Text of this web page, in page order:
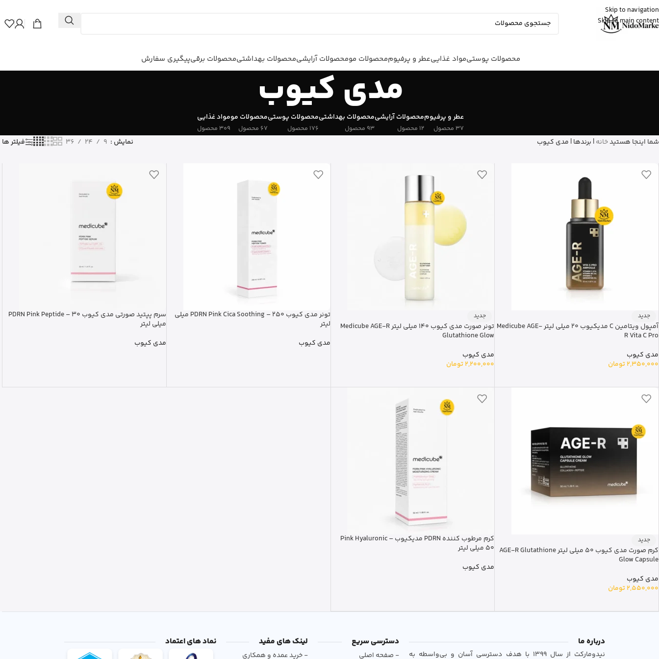
Skip to navigation
Skip to main content
محصولات پوستیمواد غذاییعطر و پرفیوممحصولات مومحصولات آرایشیمحصولات بهداشتیمحصولات برقیپیگیری سفارش
مدی کیوب
عطر و پرفیوم
37 محصول
محصولات آرایشی
12 محصول
محصولات بهداشتی
93 محصول
محصولات پوستی
176 محصول
محصولات مو
67 محصول
مواد غذایی
309 محصول
شما اینجا هستیدخانه| برندها| مدی کیوب نمایش 9
24
36 فیلتر ها
جدید
آمپول ویتامین C مدیکیوب 20 میلی لیتر Medicube AGE-
R Vita C Pro
مدی کیوب
2,350,000تومان
جدید
تونر صورت مدی کیوب 140 میلی لیتر Medicube AGE-R
Glutathione Glow
مدی کیوب
2,200,000تومان
تونر مدی کیوب PDRN Pink Cica Soothing – 250 میلی
لیتر
مدی کیوب
سرم پپتید صورتی مدی کیوب PDRN Pink Peptide – 30
میلی لیتر
مدی کیوب
جدید
کرم صورت مدی کیوب 50 میلی لیتر AGE-R Glutathione
Glow Capsule
مدی کیوب
2,550,000تومان
کرم مرطوب کننده PDRN مدیکیوب Pink Hyaluronic –
50 میلی لیتر
مدی کیوب
درباره ما
نیدومارکت از سال 1399 با هدف دسترسی آسان و بی‌واسطه به
دسترسی سریع
- صفحه اصلی
لینک های مفید
- خرید عمده و همکاری
نماد های اعتماد
Fatemeh
ادو پرفیوم زنانه بورلی هیلز پولو کلاب رو